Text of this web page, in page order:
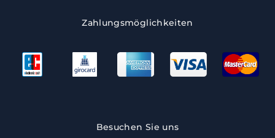
Zahlungsmöglichkeiten
Besuchen Sie uns